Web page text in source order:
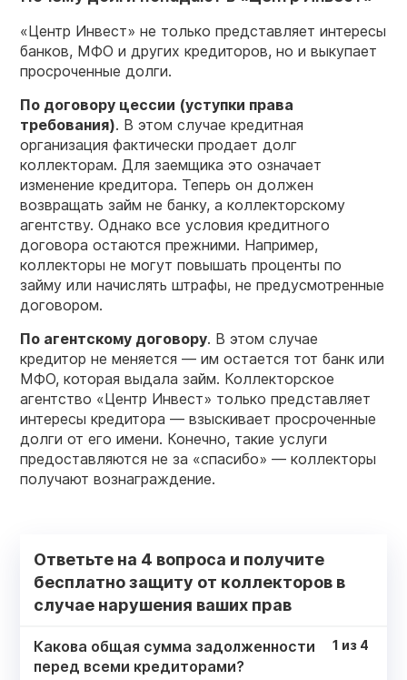
«Центр Инвест» не только представляет интересы
банков, МФО и других кредиторов, но и выкупает
просроченные долги.
По договору цессии (уступки права
требования). В этом случае кредитная
организация фактически продает долг
коллекторам. Для заемщика это означает
изменение кредитора. Теперь он должен
возвращать займ не банку, а коллекторскому
агентству. Однако все условия кредитного
договора остаются прежними. Например,
коллекторы не могут повышать проценты по
займу или начислять штрафы, не предусмотренные
договором.
По агентскому договору. В этом случае
кредитор не меняется — им остается тот банк или
МФО, которая выдала займ. Коллекторское
агентство «Центр Инвест» только представляет
интересы кредитора — взыскивает просроченные
долги от его имени. Конечно, такие услуги
предоставляются не за «спасибо» — коллекторы
получают вознаграждение.
Ответьте на 4 вопроса и получите
бесплатно защиту от коллекторов в
случае нарушения ваших прав
Какова общая сумма задолженности
перед всеми кредиторами?
1 из 4